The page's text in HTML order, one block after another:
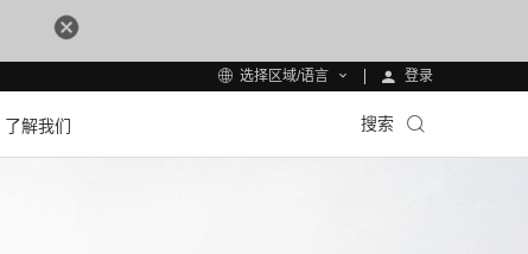
选择区域/语言 登录
了解我们 搜索